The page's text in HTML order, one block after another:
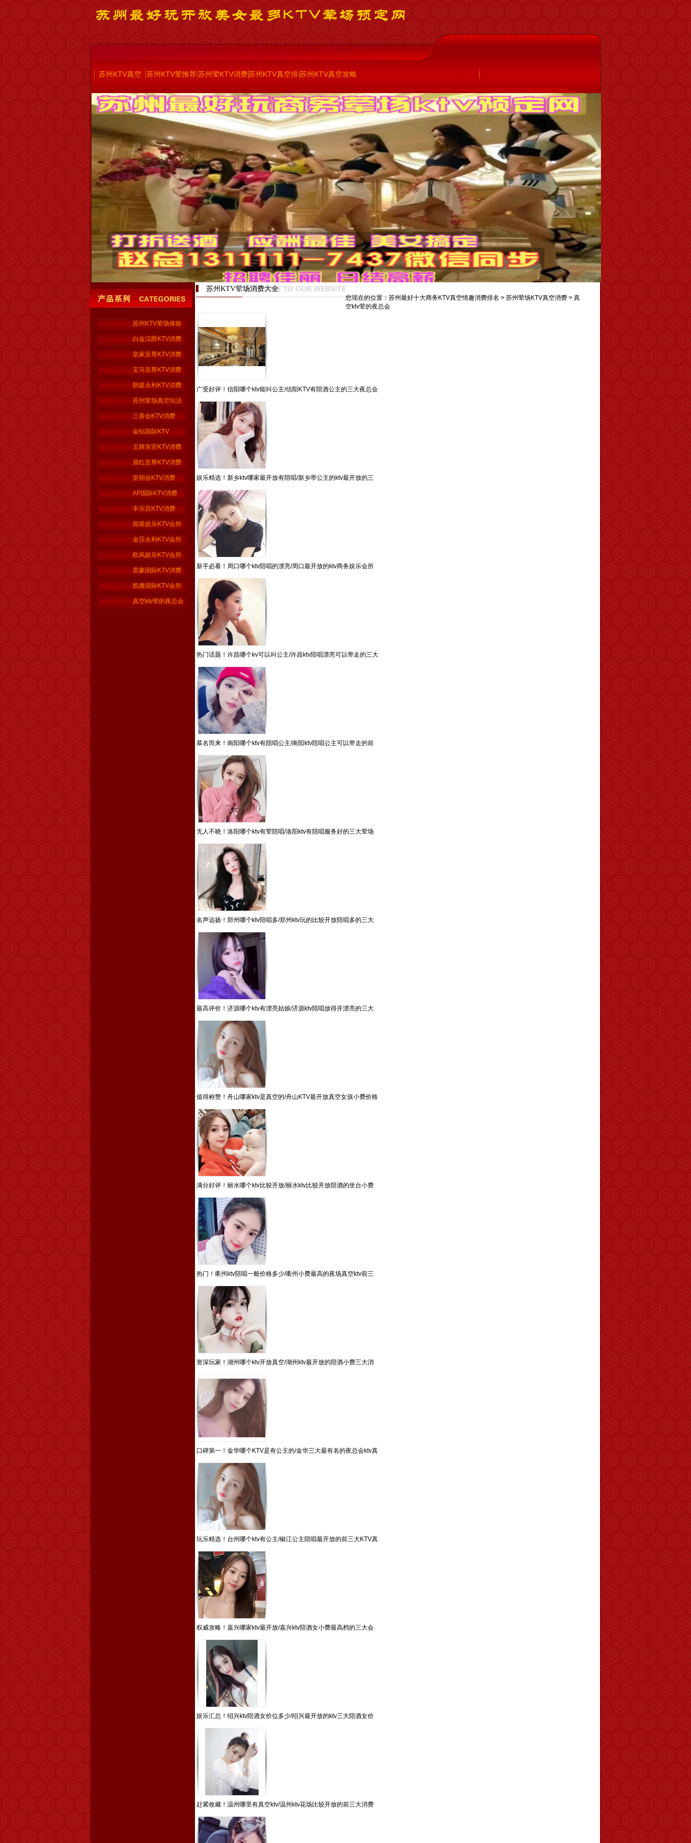
苏州KTV真空 苏州KTV荤推荐苏州荤KTV消费苏州KTV真空排名苏州KTV真空攻略
苏州KTV荤场体验
白金汉爵KTV消费
皇家至尊KTV消费
宝马至尊KTV消费
朗庭永利KTV消费
苏州荤场真空玩法
三香会KTV消费
金钻国际KTV
王牌东宫KTV消费
鼎红至尊KTV消费
皇朝会KTV消费
AP国际KTV消费
丰乐宫KTV消费
闻香娱乐KTV会所
金莎永利KTV会所
欧风娱乐KTV会所
君豪国际KTV消费
凯撒国际KTV会所
真空ktv荤的夜总会
广受好评！信阳哪个ktv能叫公主/信阳KTV有陪酒公主的三大夜总会
娱乐精选！新乡ktv哪家最开放有陪唱/新乡带公主的ktv最开放的三
新手必看！周口哪个ktv陪唱的漂亮/周口最开放的ktv商务娱乐会所
热门话题！许昌哪个kv可以叫公主/许昌ktv陪唱漂亮可以带走的三大
慕名而来！南阳哪个ktv有陪唱公主/南阳ktv陪唱公主可以带走的前
无人不晓！洛阳哪个ktv有荤陪唱/洛阳ktv有陪唱服务好的三大荤场
名声远扬！郑州哪个ktv陪唱多/郑州ktv玩的比较开放陪唱多的三大
最高评价！济源哪个ktv有漂亮姑娘/济源ktv陪唱放得开漂亮的三大
值得称赞！舟山哪家ktv是真空的/舟山KTV最开放真空女孩小费价格
满分好评！丽水哪个ktv比较开放/丽水ktv比较开放陪酒的坐台小费
热门！衢州ktv陪唱一般价格多少/衢州小费最高的夜场真空ktv前三
资深玩家！湖州哪个ktv开放真空/湖州ktv最开放的陪酒小费三大消
口碑第一！金华哪个KTV是有公主的/金华三大最有名的夜总会ktv真
玩乐精选！台州哪个ktv有公主/椒江公主陪唱最开放的前三大KTV真
权威攻略！嘉兴哪家ktv最开放/嘉兴ktv陪酒女小费最高档的三大会
娱乐汇总！绍兴ktv陪酒女价位多少/绍兴最开放的ktv三大陪酒女价
赶紧收藏！温州哪里有真空ktv/温州ktv花场比较开放的前三大消费
苏州KTV荤场消费大全
您现在的位置：苏州最好十大商务KTV真空情趣消费排名>苏州荤场KTV真空消费>真
空ktv荤的夜总会